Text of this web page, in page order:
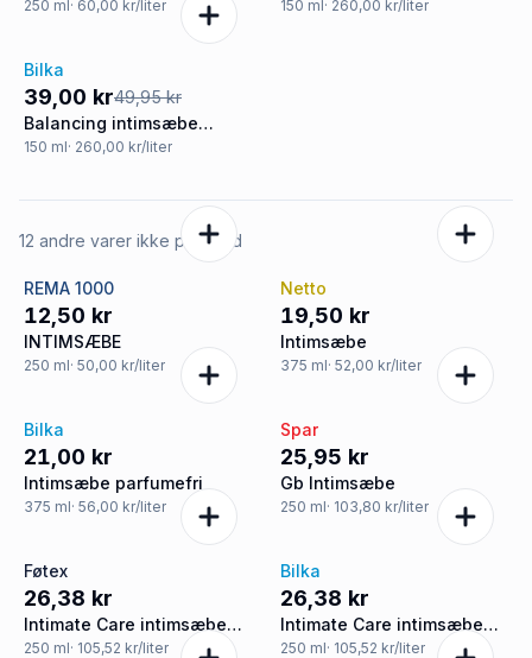
250 ml· 60,00 kr/liter 150 ml· 260,00 kr/liter
-22%
Bilka
39,00 kr49,95 kr
Balancing intimsæbe
parfumefri
150 ml· 260,00 kr/liter
12 andre varer ikke på tilbud
REMA 1000
12,50 kr
INTIMSÆBE
250 ml· 50,00 kr/liter
Netto
19,50 kr
Intimsæbe
375 ml· 52,00 kr/liter
Bilka
21,00 kr
Intimsæbe parfumefri
375 ml· 56,00 kr/liter
Spar
25,95 kr
Gb Intimsæbe
250 ml· 103,80 kr/liter
Føtex
26,38 kr
Intimate Care intimsæbe
sensitiv hud
250 ml· 105,52 kr/liter
Bilka
26,38 kr
Intimate Care intimsæbe
sensitiv hud
250 ml· 105,52 kr/liter